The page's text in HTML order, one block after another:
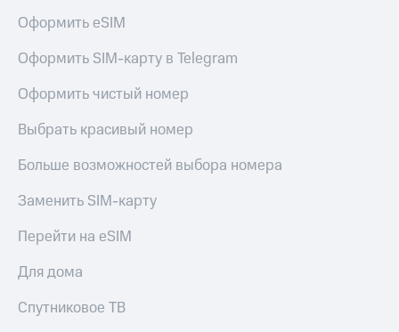
Оформить eSIM
Оформить SIM-карту в Telegram
Оформить чистый номер
Выбрать красивый номер
Больше возможностей выбора номера
Заменить SIM-карту
Перейти на eSIM
Для дома
Спутниковое ТВ